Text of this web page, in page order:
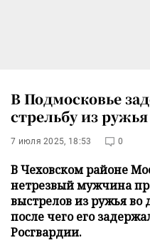
В Подмосковье
стрельбу из
7 июля 2025, 18:53 0
В Чеховском районе
нетрезвый мужчина
выстрелов из ружья во
после чего его
Росгвардии.